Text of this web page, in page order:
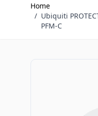
Home
/ Ubiquiti
PFM-C